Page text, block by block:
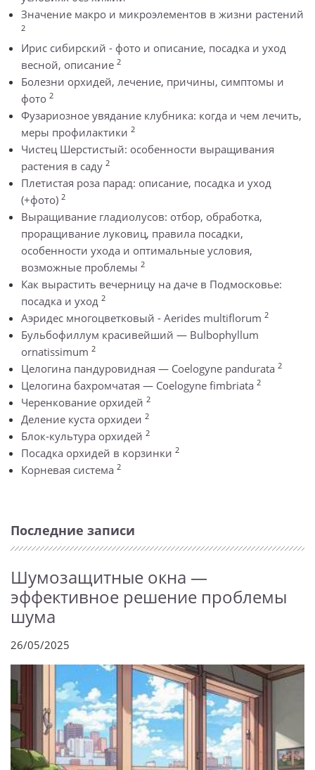
Значение макро и микроэлементов в жизни растений
2
Ирис сибирский - фото и описание, посадка и уход
весной, описание 2
Болезни орхидей, лечение, причины, симптомы и
фото 2
Фузариозное увядание клубника: когда и чем лечить,
меры профилактики 2
Чистец Шерстистый: особенности выращивания
растения в саду 2
Плетистая роза парад: описание, посадка и уход
(+фото) 2
Выращивание гладиолусов: отбор, обработка,
проращивание луковиц, правила посадки,
особенности ухода и оптимальные условия,
возможные проблемы 2
Как вырастить вечерницу на даче в Подмосковье:
посадка и уход 2
Аэридес многоцветковый - Aerides multiflorum 2
Бульбофиллум красивейший — Bulbophyllum
ornatissimum 2
Целогина пандуровидная — Coelogyne pandurata 2
Целогина бахромчатая — Coelogyne fimbriata 2
Черенкование орхидей 2
Деление куста орхидеи 2
Блок-культура орхидей 2
Посадка орхидей в корзинки 2
Корневая система 2
Последние записи
Шумозащитные окна —
эффективное решение проблемы
шума
26/05/2025